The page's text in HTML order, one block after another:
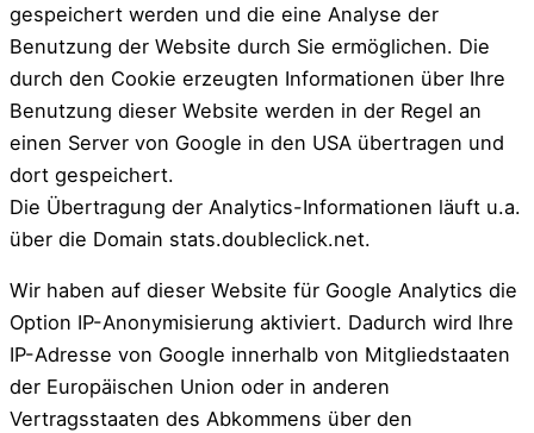
gespeichert werden und die eine Analyse der
Benutzung der Website durch Sie ermöglichen. Die
durch den Cookie erzeugten Informationen über Ihre
Benutzung dieser Website werden in der Regel an
einen Server von Google in den USA übertragen und
dort gespeichert.
Die Übertragung der Analytics-Informationen läuft u.a.
über die Domain stats.doubleclick.net.
Wir haben auf dieser Website für Google Analytics die
Option IP-Anonymisierung aktiviert. Dadurch wird Ihre
IP-Adresse von Google innerhalb von Mitgliedstaaten
der Europäischen Union oder in anderen
Vertragsstaaten des Abkommens über den